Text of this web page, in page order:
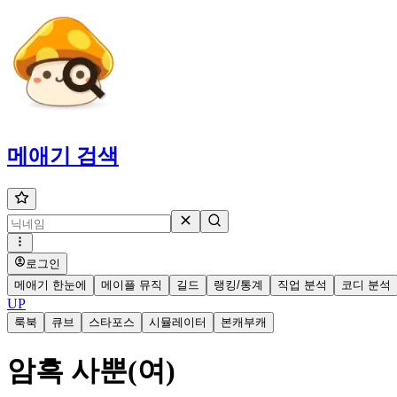
메애기 검색
로그인
메애기 한눈에
메이플 뮤직 길드 랭킹/통계 직업 분석 코디 분석
UP
룩북 큐브 스타포스 시뮬레이터 본캐부캐
암흑 사뿐(여)